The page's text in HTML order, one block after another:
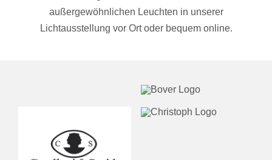
außergewöhnlichen Leuchten in unserer
Lichtausstellung vor Ort oder bequem online.